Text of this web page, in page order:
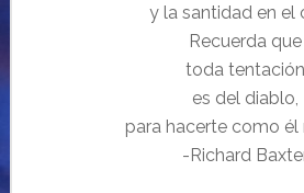
y la santidad en el
Recuerda que
toda tentación
es del diablo,
para hacerte como él
-Richard